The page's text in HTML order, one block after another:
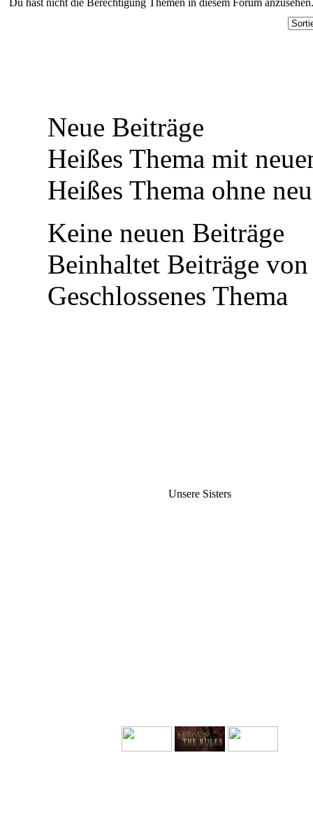
Du hast nicht die Berechtigung Themen in diesem Forum anzusehen.
Neue Beiträge
Heißes Thema mit
Heißes Thema ohne
Keine neuen Beiträge
Beinhaltet Beiträge
Geschlossenes Thema
Unsere Sisters